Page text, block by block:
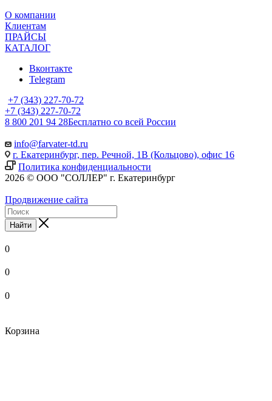
О компании
Клиентам
ПРАЙСЫ
КАТАЛОГ
Вконтакте
Telegram
+7 (343) 227-70-72
+7 (343) 227-70-72
8 800 201 94 28Бесплатно со всей России
info@farvater-td.ru
г. Екатеринбург, пер. Речной, 1В (Кольцово), офис 16
Политика конфиденциальности
2026 © ООО "СОЛЛЕР" г. Екатеринбург
Продвижение сайта
Найти
0
0
0
Корзина